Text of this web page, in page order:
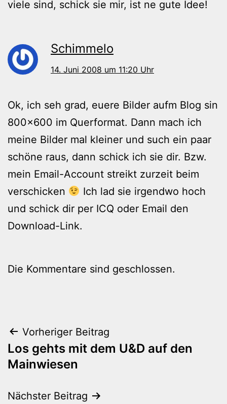
viele sind, schick sie mir, ist ne gute Idee!
Schimmelo
14. Juni 2008 um 11:20 Uhr
Ok, ich seh grad, euere Bilder aufm Blog sin
800×600 im Querformat. Dann mach ich
meine Bilder mal kleiner und such ein paar
schöne raus, dann schick ich sie dir. Bzw.
mein Email-Account streikt zurzeit beim
verschicken
Ich lad sie irgendwo hoch
und schick dir per ICQ oder Email den
Download-Link.
Die Kommentare sind geschlossen.
Beitragsnavigation
Vorheriger Beitrag
Los gehts mit dem U&D auf den
Mainwiesen
Nächster Beitrag